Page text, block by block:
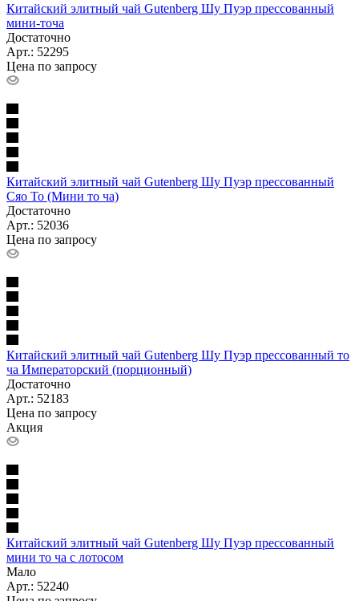
Китайский элитный чай Gutenberg Шу Пуэр прессованный
мини-точа
Достаточно
Арт.: 52295
Цена по запросу
Китайский элитный чай Gutenberg Шу Пуэр прессованный
Сяо То (Мини то ча)
Достаточно
Арт.: 52036
Цена по запросу
Китайский элитный чай Gutenberg Шу Пуэр прессованный то
ча Императорский (порционный)
Достаточно
Арт.: 52183
Цена по запросу
Акция
Китайский элитный чай Gutenberg Шу Пуэр прессованный
мини то ча с лотосом
Мало
Арт.: 52240